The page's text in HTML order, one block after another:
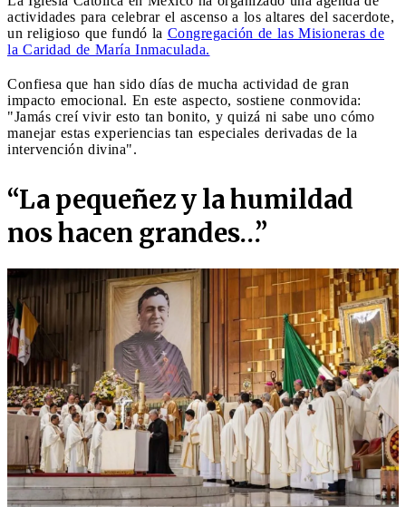
actividades para celebrar el ascenso a los altares del sacerdote,
un religioso que fundó la Congregación de las Misioneras de
la Caridad de María Inmaculada.
Confiesa que han sido días de mucha actividad de gran
impacto emocional. En este aspecto, sostiene conmovida:
"Jamás creí vivir esto tan bonito, y quizá ni sabe uno cómo
manejar estas experiencias tan especiales derivadas de la
intervención divina".
“La pequeñez y la humildad
nos hacen grandes…”